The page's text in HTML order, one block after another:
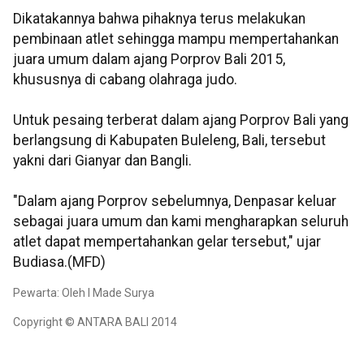
Dikatakannya bahwa pihaknya terus melakukan
pembinaan atlet sehingga mampu mempertahankan
juara umum dalam ajang Porprov Bali 2015,
khususnya di cabang olahraga judo.
Untuk pesaing terberat dalam ajang Porprov Bali yang
berlangsung di Kabupaten Buleleng, Bali, tersebut
yakni dari Gianyar dan Bangli.
"Dalam ajang Porprov sebelumnya, Denpasar keluar
sebagai juara umum dan kami mengharapkan seluruh
atlet dapat mempertahankan gelar tersebut," ujar
Budiasa.(MFD)
Pewarta: Oleh I Made Surya
Copyright © ANTARA BALI 2014